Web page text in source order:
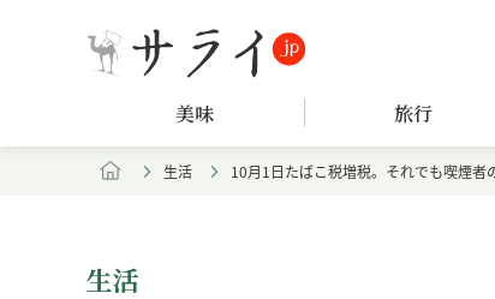
美味 旅行
生活 10月1日たばこ税増税。それでも喫煙者
生活